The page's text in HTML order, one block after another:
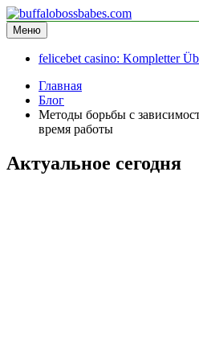
Перейти
к
содержимому
buffalobossbabes.com
информационный сайт
Меню
felicebet casino: Kompletter
Главная
Блог
Методы борьбы с
время работы
Актуальное сегодня